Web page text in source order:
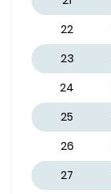
22
23
24
25
26
27